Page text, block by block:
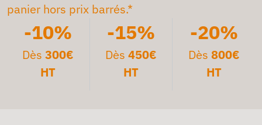
panier hors prix barrés.*
-10%
Dès300€
HT
-15%
Dès 450€
HT
-20%
Dès 800€
HT